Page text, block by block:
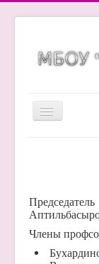
Включить/
выключить
Карта сайта
ГИА
Члены